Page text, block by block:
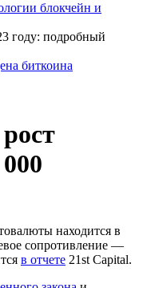
блокчейн и
биткоина
находится в
сопротивление —
в отчете 21st Capital.